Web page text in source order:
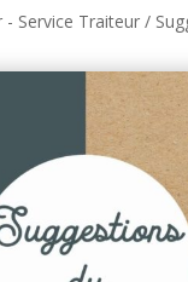
- Service Traiteur /